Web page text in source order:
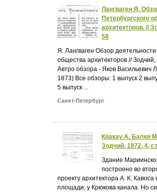
Лангваген Я.
Петербургского
архитекторов. //
58
Я. Лангваген Обзор деятельности
общества архитекторов //
Автро обзора - Яков Васильевич
1873) Все обзоры: 1 выпуск 2
5 выпуск ...
Санкт-Петербург
Кракау А. Балки
Зодчий, 1872, 4,
Здание
построено во
проекту архитектора А. К. Кавоса
площади, у Крюкова канала. Но